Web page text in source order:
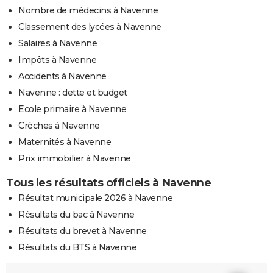
Nombre de médecins à Navenne
Classement des lycées à Navenne
Salaires à Navenne
Impôts à Navenne
Accidents à Navenne
Navenne : dette et budget
Ecole primaire à Navenne
Crèches à Navenne
Maternités à Navenne
Prix immobilier à Navenne
Tous les résultats officiels à Navenne
Résultat municipale 2026 à Navenne
Résultats du bac à Navenne
Résultats du brevet à Navenne
Résultats du BTS à Navenne